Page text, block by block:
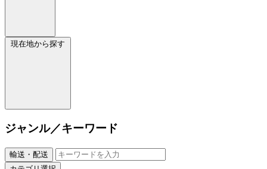
現在地から探す
ジャンル／キーワード
輸送・配送